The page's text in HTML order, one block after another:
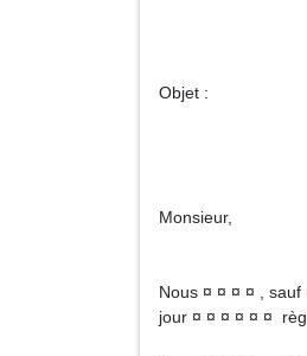
Objet :
Monsieur,
Nous ¤ ¤ ¤ ¤ ,
jour ¤ ¤ ¤ ¤ ¤ ¤